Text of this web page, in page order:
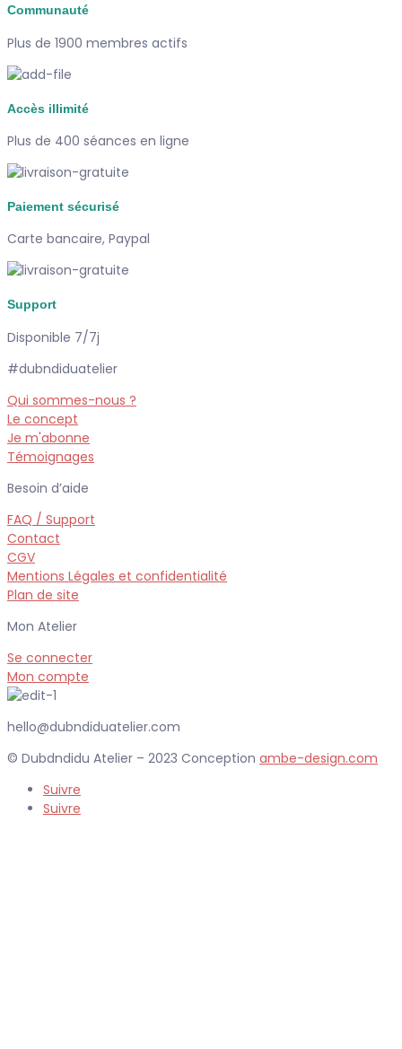
Communauté
Plus de 1900 membres actifs
Accès illimité
Plus de 400 séances en ligne
Paiement sécurisé
Carte bancaire, Paypal
Support
Disponible 7/7j
#dubndiduatelier
Qui sommes-nous ?
Le concept
Je m'abonne
Témoignages
Besoin d’aide
FAQ / Support
Contact
CGV
Mentions Légales et confidentialité
Plan de site
Mon Atelier
Se connecter
Mon compte
hello@dubndiduatelier.com
© Dubdndidu Atelier – 2023 Conception ambe-design.com
Suivre
Suivre